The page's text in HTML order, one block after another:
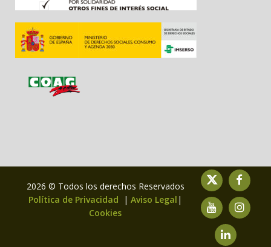
2026 © Todos los derechos Reservados
Política de Privacidad
| Aviso Legal |
Cookies